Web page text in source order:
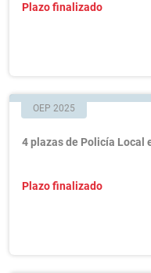
Plazo finalizado
OEP 2025
4 plazas de Policía Local
Plazo finalizado